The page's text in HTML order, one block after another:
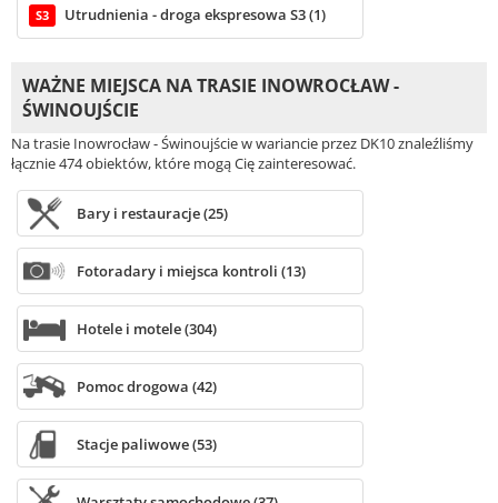
S3 Utrudnienia - droga ekspresowa S3 (1)
WAŻNE MIEJSCA NA TRASIE INOWROCŁAW -
ŚWINOUJŚCIE
Na trasie Inowrocław - Świnoujście w wariancie przez DK10 znaleźliśmy
łącznie 474 obiektów, które mogą Cię zainteresować.
Bary i restauracje (25)
Fotoradary i miejsca kontroli (13)
Hotele i motele (304)
Pomoc drogowa (42)
Stacje paliwowe (53)